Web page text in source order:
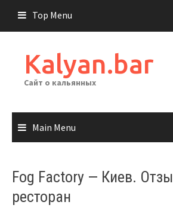
content
Top Menu
Kalyan.bar
Сайт о кальянных
Main Menu
Fog Factory — Киев.
ресторан